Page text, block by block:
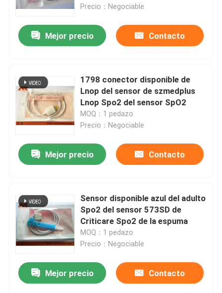
Productos
Sobre nosotros
Visita a la fábrica
Precio：Negociable
Mejor precio Contacto
1798 conector disponible de
Lnop del sensor de szmedplus
Lnop Spo2 del sensor SpO2
MOQ：1 pedazo
Precio：Negociable
Mejor precio Contacto
Sensor disponible azul del adulto
Spo2 del sensor 573SD de
Criticare Spo2 de la espuma
MOQ：1 pedazo
Precio：Negociable
Mejor precio Contacto